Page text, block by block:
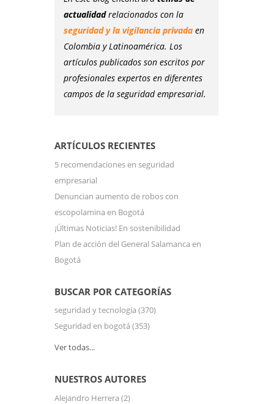
actualidadrelacionados con la
seguridad y la vigilancia privada en
Colombia y Latinoamérica. Los
artículos publicados son escritos por
profesionales expertos en diferentes
campos de la seguridad empresarial.
ARTÍCULOS RECIENTES
5 recomendaciones en seguridad
empresarial
Denuncian aumento de robos con
escopolamina en Bogotá
¡Últimas Noticias! En sostenibilidad
Plan de acción del General Salamanca en
Bogotá
BUSCAR POR CATEGORÍAS
seguridad y tecnología (370)
Seguridad en bogotá (353)
Ver todas...
NUESTROS AUTORES
Alejandro Herrera (2)